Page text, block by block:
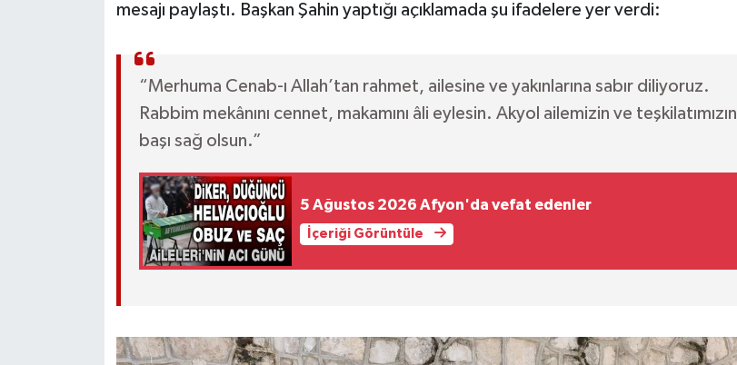
mesajı paylaştı. Başkan Şahin yaptığı açıklamada şu ifadelere yer verdi:
“Merhuma Cenab-ı Allah’tan rahmet, ailesine ve yakınlarına sabır diliyoruz.
Rabbim mekânını cennet, makamını âli eylesin. Akyol ailemizin ve teşkilatımızın
başı sağ olsun.”
5 Ağustos 2026 Afyon'da vefat edenler
İçeriği Görüntüle